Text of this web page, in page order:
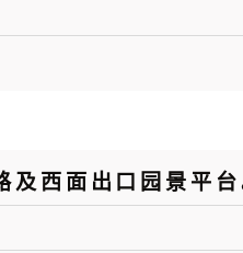
西面出口园景平台